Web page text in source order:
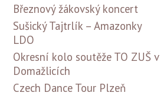
Březnový žákovský koncert
Sušický Tajtrlík – Amazonky
LDO
Okresní kolo soutěže TO ZUŠ v
Domažlicích
Czech Dance Tour Plzeň